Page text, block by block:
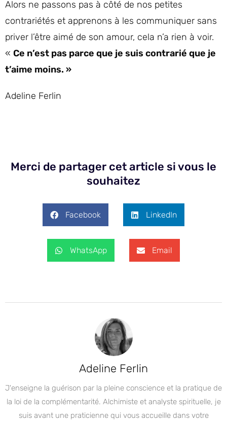
Alors ne passons pas à côté de nos petites
contrariétés et apprenons à les communiquer sans
priver l’être aimé de son amour, cela n’a rien à voir.
« Ce n’est pas parce que je suis contrarié que je
t’aime moins. »
Adeline Ferlin
Merci de partager cet article si vous le
souhaitez
Facebook LinkedIn
WhatsApp Email
Adeline Ferlin
J'enseigne la guérison par la pleine conscience et la pratique de
la loi de la complémentarité. Alchimiste et analyste spirituelle, je
suis avant une praticienne qui vous accueille dans votre